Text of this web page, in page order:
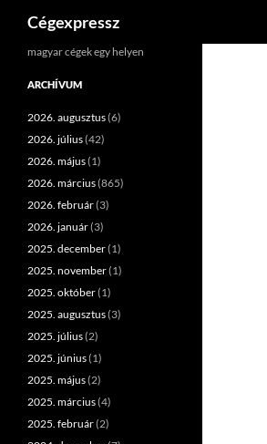
Kilépés
Cégexpressz
magyar cégek egy helyen
ARCHÍVUM
2026. augusztus(6)
2026. július(42)
2026. május(1)
2026. március(865)
2026. február(3)
2026. január(3)
2025. december(1)
2025. november(1)
2025. október(1)
2025. augusztus(3)
2025. július(2)
2025. június(1)
2025. május(2)
2025. március(4)
2025. február(2)